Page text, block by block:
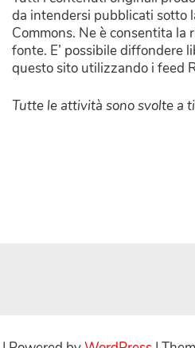
da intendersi pubblicati sotto
Commons. Ne è consentita la
fonte. E’ possibile diffondere
questo sito utilizzando i feed
Tutte le attività sono svolte a